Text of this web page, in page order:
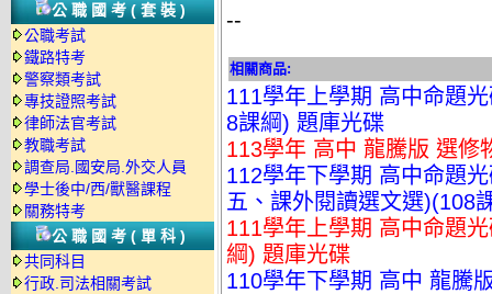
公職國考(套裝)
公職考試
鐵路特考
警察類考試
專技證照考試
律師法官考試
教職考試
調查局.國安局.外交人員
學士後中/西/獸醫課程
關務特考
公職國考(單科)
共同科目
行政.司法相關考試
--
相關商品:
111學年上學期 高中命題
8課綱) 題庫光碟
113學年 高中 龍騰版 選修
112學年下學期 高中命題
五、課外閱讀選文選)(108
111學年上學期 高中命題
綱) 題庫光碟
110學年下學期 高中 龍騰